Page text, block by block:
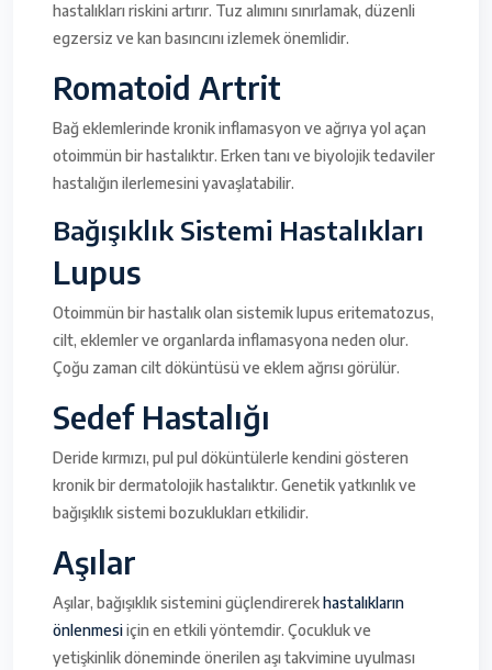
hastalıkları riskini artırır. Tuz alımını sınırlamak, düzenli
egzersiz ve kan basıncını izlemek önemlidir.
Romatoid Artrit
Bağ eklemlerinde kronik inflamasyon ve ağrıya yol açan
otoimmün bir hastalıktır. Erken tanı ve biyolojik tedaviler
hastalığın ilerlemesini yavaşlatabilir.
Bağışıklık Sistemi Hastalıkları
Lupus
Otoimmün bir hastalık olan sistemik lupus eritematozus,
cilt, eklemler ve organlarda inflamasyona neden olur.
Çoğu zaman cilt döküntüsü ve eklem ağrısı görülür.
Sedef Hastalığı
Deride kırmızı, pul pul döküntülerle kendini gösteren
kronik bir dermatolojik hastalıktır. Genetik yatkınlık ve
bağışıklık sistemi bozuklukları etkilidir.
Aşılar
Aşılar, bağışıklık sistemini güçlendirerekhastalıkların
önlenmesiiçin en etkili yöntemdir. Çocukluk ve
yetişkinlik döneminde önerilen aşı takvimine uyulması